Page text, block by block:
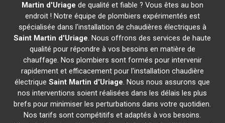
Martin d'Uriage de qualité et fiable ? Vous êtes au bon
endroit ! Notre équipe de plombiers expérimentés est
spécialisée dans l'installation de chaudières électriques à
Saint Martin d'Uriage. Nous offrons des services de haute
qualité pour répondre à vos besoins en matière de
chauffage. Nos plombiers sont formés pour intervenir
rapidement et efficacement pour l'installation chaudière
électriqueSaint Martin d'Uriage. Nous nous assurons que
nos interventions soient réalisées dans les délais les plus
brefs pour minimiser les perturbations dans votre quotidien.
Nos tarifs sont compétitifs et adaptés à vos besoins.